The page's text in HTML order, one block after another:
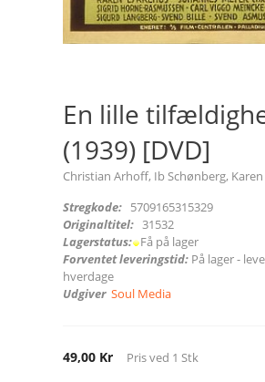
En lille
(1939) [DVD]
Christian Arhoff, Ib Schønberg,
Stregkode: 5709165315329
Originaltitel: 31532
Lagerstatus: Få på lager
Forventet leveringstid: På lager -
hverdage
Udgiver Soul Media
49,00 Kr Pris ved 1 Stk